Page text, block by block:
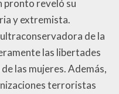
pronto reveló su
y extremista.
de la
las libertades
las mujeres. Además,
terroristas